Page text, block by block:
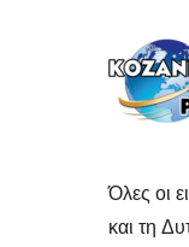
Όλες οι
και τη